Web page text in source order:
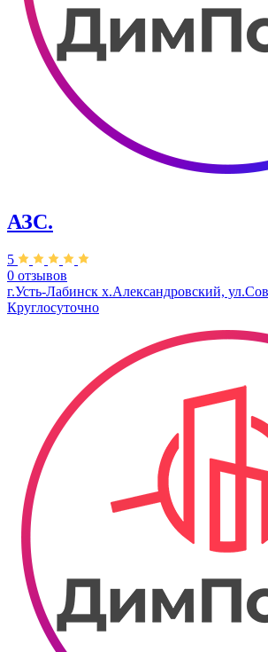
АЗС.
5
0 отзывов
г.Усть-Лабинск х.Александровский,
Круглосуточно